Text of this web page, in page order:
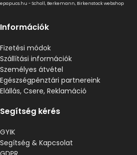
epapucs.hu - Scholl, Berkemann, Birkenstock webshop
Információk
Fizetési módok
Szállítási információk
Személyes átvétel
Egészségpénztári partnereink
Elállás, Csere, Reklamáció
Segítség kérés
GYIK
Segítség & Kapcsolat